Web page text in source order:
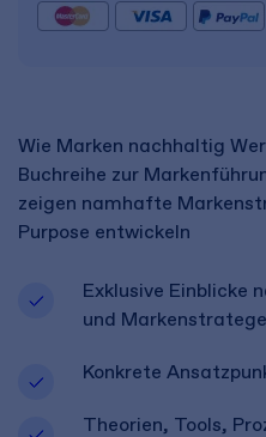
Wie Marken nachhaltig
Buchreihe zur
zeigen namhafte
Purpose entwickeln
Exklusive Einblicke
und
Konkrete
Theorien, Tools,